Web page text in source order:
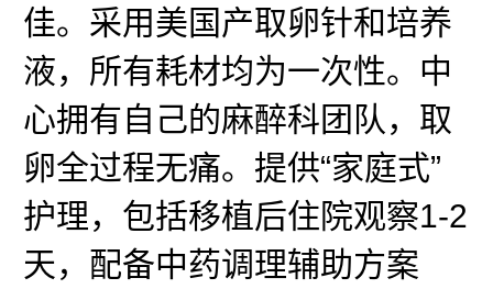
佳。采用美国产取卵针和培养
液，所有耗材均为一次性。中
心拥有自己的麻醉科团队，取
卵全过程无痛。提供“家庭式”
护理，包括移植后住院观察1-2
天，配备中药调理辅助方案